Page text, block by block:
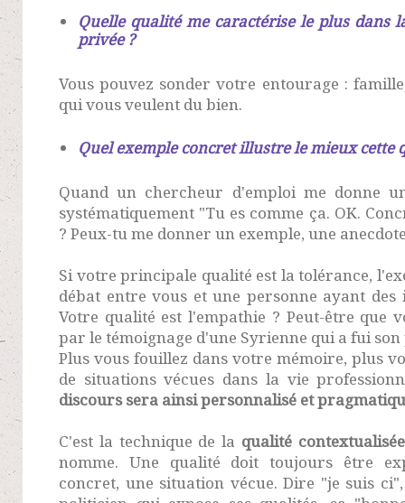
Quelle qualité me caractérise le plus dans
privée ?
Vous pouvez sonder votre entourage :
qui vous veulent du bien.
Quel exemple concret illustre le mieux cette
Quand un chercheur d'emploi me donne
systématiquement "Tu es comme ça. OK.
? Peux-tu me donner un exemple, une
Si votre principale qualité est la tolérance,
débat entre vous et une personne ayant des
Votre qualité est l'empathie ? Peut-être que
par le témoignage d'une Syrienne qui a fui son
Plus vous fouillez dans votre mémoire, plus
de situations vécues dans la vie
discours sera ainsi personnalisé et
C'est la technique de la qualité contextualisée
nomme. Une qualité doit toujours être
concret, une situation vécue. Dire "je suis